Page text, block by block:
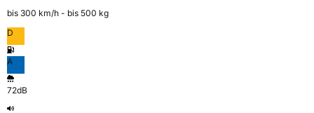
bis 300 km⁠/⁠h - bis 500 kg
D
A
72dB